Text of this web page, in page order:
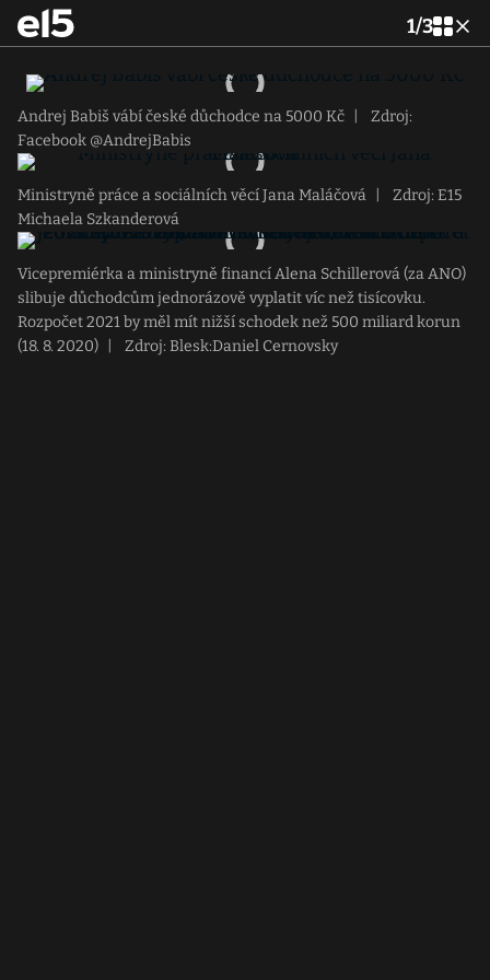
1/3
Andrej Babiš vábí české důchodce na 5000 Kč
Zdroj:
Facebook @AndrejBabis
Ministryně práce a sociálních věcí Jana Maláčová
Zdroj: E15
Michaela Szkanderová
Vicepremiérka a ministryně financí Alena Schillerová (za ANO)
slibuje důchodcům jednorázově vyplatit víc než tisícovku.
Rozpočet 2021 by měl mít nižší schodek než 500 miliard korun
(18. 8. 2020)
Zdroj: Blesk:Daniel Cernovsky